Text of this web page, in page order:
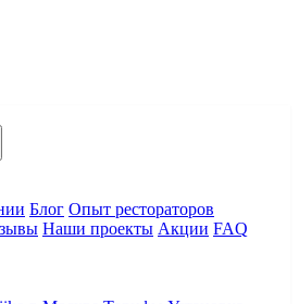
Блог Опыт рестораторов
Наши проекты Акции FAQ